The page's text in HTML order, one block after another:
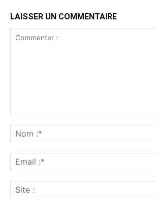
LAISSER UN COMMENTAIRE